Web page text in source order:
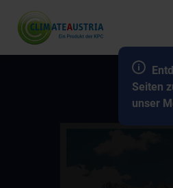
Seiten
unser